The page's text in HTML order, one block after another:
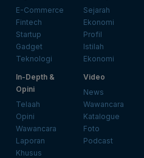
E-Commerce
Fintech
Startup
Gadget
Teknologi
Sejarah
Ekonomi
Profil
Istilah
Ekonomi
In-Depth &
Opini
Telaah
Opini
Wawancara
Laporan
Khusus
Video
News
Wawancara
Katalogue
Foto
Podcast